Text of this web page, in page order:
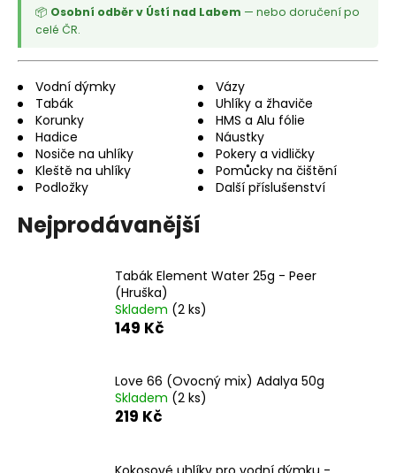
📦 Osobní odběr v Ústí nad Labem — nebo doručení po
celé ČR.
Vodní dýmky
Vázy
Tabák
Uhlíky a žhaviče
Korunky
HMS a Alu fólie
Hadice
Náustky
Nosiče na uhlíky
Pokery a vidličky
Kleště na uhlíky
Pomůcky na čištění
Podložky
Další příslušenství
Nejprodávanější
Tabák Element Water 25g - Peer
(Hruška)
Skladem (2 ks)
149 Kč
Love 66 (Ovocný mix) Adalya 50g
Skladem (2 ks)
219 Kč
e
a
j
í
t
?
HLEDAT